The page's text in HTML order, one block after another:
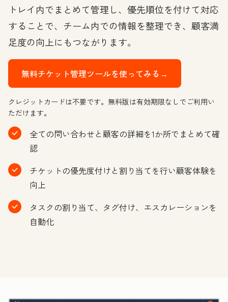
トレイ内でまとめて管理し、優先順位を付けて対応
することで、チーム内での情報を整理でき、顧客満
足度の向上にもつながります。
無料チケット管理ツールを使ってみる→
クレジットカードは不要です。無料版は有効期限なしでご利用い
ただけます。
全ての問い合わせと顧客の詳細を1か所でまとめて確
認
チケットの優先度付けと割り当てを行い顧客体験を
向上
タスクの割り当て、タグ付け、エスカレーションを
自動化